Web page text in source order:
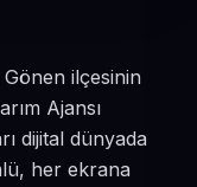
ilçesinin
Ajansı
dijital dünyada
her ekrana